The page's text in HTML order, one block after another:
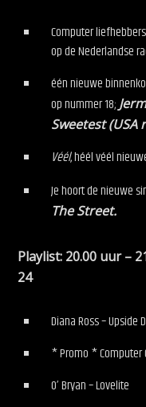
Computer
op de Nederlandse
één nieuwe
op nummer 18;
Sweetest (USA
Véél, héél véél
Je hoort de nieuwe
The Street.
Playlist: 20.00 uur
24
Diana Ross – Upside
* Promo * Computer
O’ Bryan – Lovelite